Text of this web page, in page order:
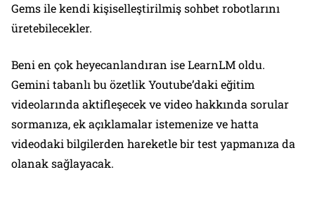
Gems ile kendi kişiselleştirilmiş sohbet robotlarını
üretebilecekler.
Beni en çok heyecanlandıran ise LearnLM oldu.
Gemini tabanlı bu özetlik Youtube’daki eğitim
videolarında aktifleşecek ve video hakkında sorular
sormanıza, ek açıklamalar istemenize ve hatta
videodaki bilgilerden hareketle bir test yapmanıza da
olanak sağlayacak.